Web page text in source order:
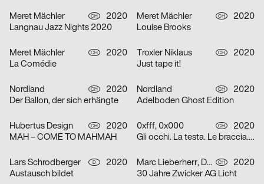
Meret Mächler CH
2020
Langnau Jazz Nights 2020
Meret Mächler CH
2020
Louise Brooks
Meret Mächler CH
2020
La Comédie
Troxler Niklaus CH
2020
Just tape it!
Nordland CH
2020
Der Ballon, der sich erhängte
Nordland CH
2020
Adelboden Ghost Edition
Hubertus Design CH
2020
MAH – COME TO MAHMAH
0xfff, 0x000 CH
2020
Gli occhi. La testa. Le braccia. Le mani. Il cuore. Grazie.
Lars Schrodberger D
2020
Austausch bildet
Marc Lieberherr, David Zwicker CH
2020
30 Jahre Zwicker AG Licht